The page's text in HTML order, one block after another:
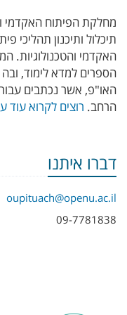
מחלקת הפיתוח האקדמי
תיכלול ותיכנון תהליכי
האקדמי והטכנולוגיות.
הספרים למדא לימוד,
האו"פ, אשר נכתבים עבור
הרחב. רוצים לקרוא עוד
דברו איתנו
oupituach@openu.ac.il
09-7781838